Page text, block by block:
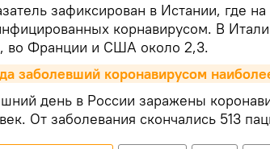
зафиксирован в Истании, где на
корнавирусом. В
во Франции и США около 2,3.
заболевший коронавирусом
день в России заражены
От заболевания скончались 513